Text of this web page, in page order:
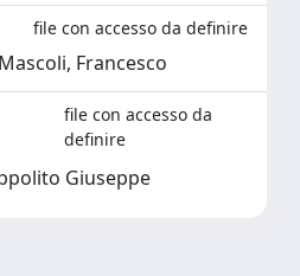
file con accesso da definire
Francesco
file con accesso da
definire
Giuseppe